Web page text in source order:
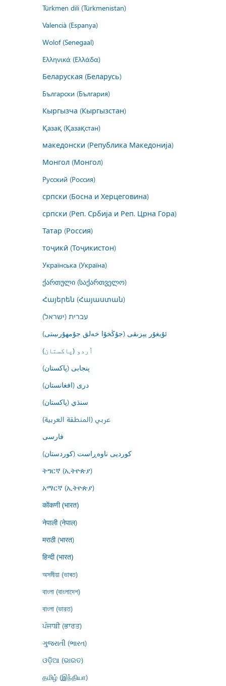
Türkmen dili (Türkmenistan)
Valencià (Espanya)
Wolof (Senegaal)
Ελληνικά (Ελλάδα)
Беларуская (Беларусь)
Български (България)
Кыргызча (Кыргызстан)
Қазақ (Қазақстан)
македонски (Република Македонија)
Монгол (Монгол)
Русский (Россия)
српски (Босна и Херцеговина)
српски (Реп. Србија и Реп. Црна Гора)
Татар (Россия)
тоҷикӣ (Тоҷикистон)
Українська (Україна)
ქართული (საქართველო)
Հայերեն (Հայաստան)
עברית (ישראל)
ئۇيغۇر يېزىقى (جۇڭخۇا خەلق جۇمھۇرىيىتى)
اُردو (پاکستان)
پنجابی (پاکستان)
درى (افغانستان)
سنڌي (پاکستان)
عربي (المنطقة العربية)
فارسى
کوردیی ناوەڕاست (کوردستان)
ትግርኛ (ኢትዮጵያ)
አማርኛ (ኢትዮጵያ)
कोंकणी (भारत)
नेपाली (नेपाल)
मराठी (भारत)
हिन्दी (भारत)
অসমীয়া (ভাৰত)
বাংলা (বাংলাদেশ)
বাংলা (ভারত)
ਪੰਜਾਬੀ (ਭਾਰਤ)
ગુજરાતી (ભારત)
ଓଡ଼ିଆ (ଭାରତ)
தமிழ் (இந்தியா)